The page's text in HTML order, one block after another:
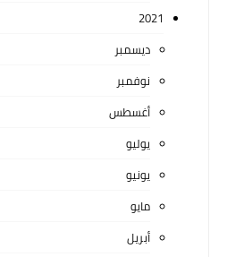
2021
ديسمبر
نوفمبر
أغسطس
يوليو
يونيو
مايو
أبريل